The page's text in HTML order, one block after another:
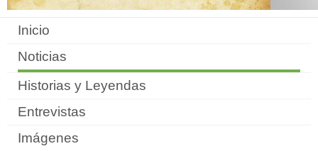
Inicio
Noticias
Historias y Leyendas
Entrevistas
Imágenes